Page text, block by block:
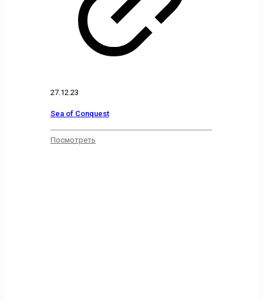
27.12.23
Sea of Conquest
Посмотреть